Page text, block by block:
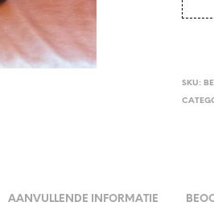
SKU:
AANVULLENDE INFORMATIE